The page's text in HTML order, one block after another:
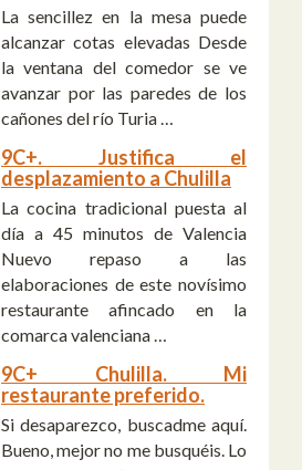
La sencillez en la mesa puede
alcanzar cotas elevadas Desde
la ventana del comedor se ve
avanzar por las paredes de los
cañones del río Turia …
9C+. Justifica el
desplazamiento a Chulilla
La cocina tradicional puesta al
día a 45 minutos de Valencia
Nuevo repaso a las
elaboraciones de este novísimo
restaurante afincado en la
comarca valenciana …
9C+ Chulilla. Mi
restaurante preferido.
Si desaparezco, buscadme aquí.
Bueno, mejor no me busquéis. Lo